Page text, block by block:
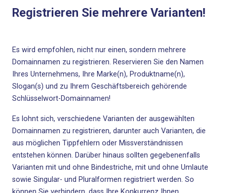
Registrieren Sie mehrere Varianten!
Es wird empfohlen, nicht nur einen, sondern mehrere
Domainnamen zu registrieren. Reservieren Sie den Namen
Ihres Unternehmens, Ihre Marke(n), Produktname(n),
Slogan(s) und zu Ihrem Geschäftsbereich gehörende
Schlüsselwort-Domainnamen!
Es lohnt sich, verschiedene Varianten der ausgewählten
Domainnamen zu registrieren, darunter auch Varianten, die
aus möglichen Tippfehlern oder Missverständnissen
entstehen können. Darüber hinaus sollten gegebenenfalls
Varianten mit und ohne Bindestriche, mit und ohne Umlaute
sowie Singular- und Pluralformen registriert werden. So